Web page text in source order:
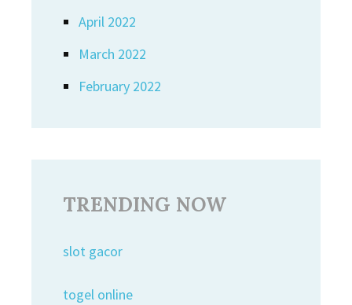
April 2022
March 2022
February 2022
TRENDING NOW
slot gacor
togel online